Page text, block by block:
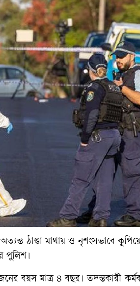
অত্যন্ত ঠাণ্ডা মাথায় ও নৃশংসভাবে কুপিয়ে
পুলিশ।
বয়স মাত্র ৪ বছর। তদন্তকারী